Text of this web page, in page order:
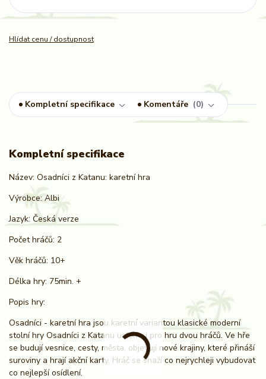
Hlídat cenu / dostupnost
Kompletní specifikace Komentáře 0
Kompletní specifikace
Název: Osadníci z Katanu: karetní hra
Výrobce: Albi
Jazyk: Česká verze
Počet hráčů: 2
Věk hráčů: 10+
Délka hry: 75min. +
Popis hry:
Osadníci - karetní hra jsou karetní variantou klasické moderní
stolní hry Osadníci z Katanu určenou pro hru dvou hráčů. Ve hře
se budují vesnice, cesty, města, objevují nové krajiny, které přináší
suroviny a hrají akční karty. Hráč se snaží co nejrychleji vybudovat
co nejlepší osídlení.